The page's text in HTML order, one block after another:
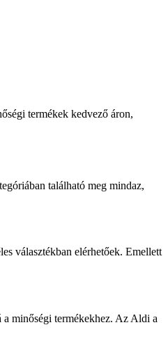
termékek kedvező áron,
található meg mindaz,
választékban elérhetőek. Emellett
minőségi termékekhez. Az Aldi a